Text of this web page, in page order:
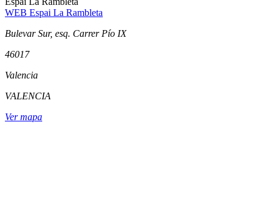
WEB Espai La Rambleta
Bulevar Sur, esq. Carrer Pío IX
46017
Valencia
VALENCIA
Ver mapa